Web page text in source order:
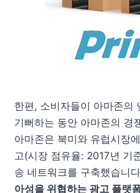
한편, 소비자들이 아마존의
기뻐하는 동안 아마존의 경
아마존은 북미와 유럽시장
고(시장 점유율: 2017년 기
송 네트워크를 구축했습니
아성을 위협하는 광고 플랫